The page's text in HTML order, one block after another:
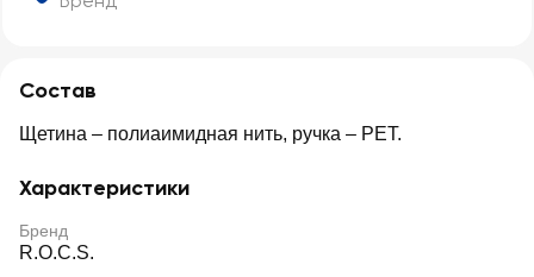
Состав
Щетина – полиаимидная нить, ручка – PET.
Характеристики
Бренд
R.O.C.S.